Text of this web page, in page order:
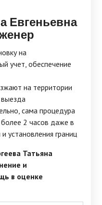
Евгеньевна
на
учет, обеспечение
на территории
выезда
сама процедура
2 часов даже в
установления границ
Татьяна
и
в оценке